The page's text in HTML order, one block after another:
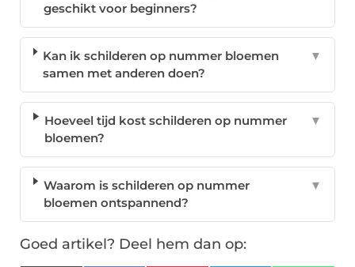
geschikt voor beginners?
Kan ik schilderen op nummer bloemen
samen met anderen doen?
▼
Hoeveel tijd kost schilderen op nummer
bloemen?
▼
Waarom is schilderen op nummer
bloemen ontspannend?
▼
Goed artikel? Deel hem dan op: